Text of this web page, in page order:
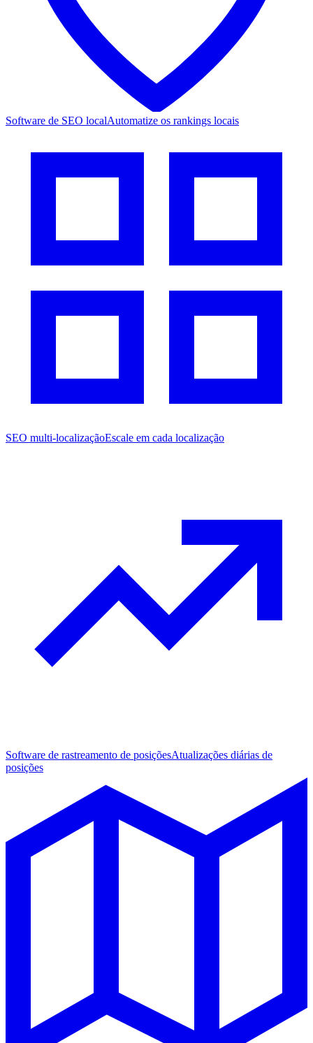
Software de SEO localAutomatize os rankings locais
SEO multi-localizaçãoEscale em cada localização
Software de rastreamento de posiçõesAtualizações diárias de
posições